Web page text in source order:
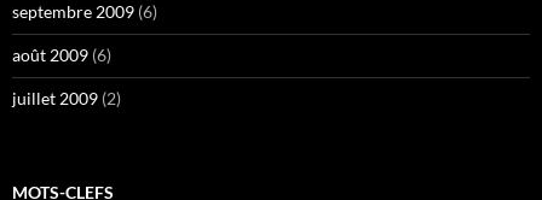
septembre 2009 (6)
août 2009 (6)
juillet 2009 (2)
MOTS-CLEFS